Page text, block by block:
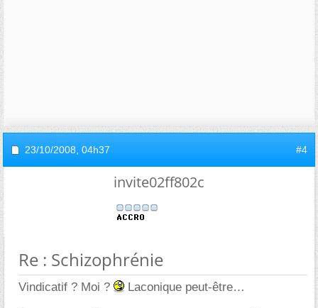
23/10/2008, 04h37 #4
invite02ff802c
Re : Schizophrénie
Vindicatif ? Moi ? Laconique peut-être